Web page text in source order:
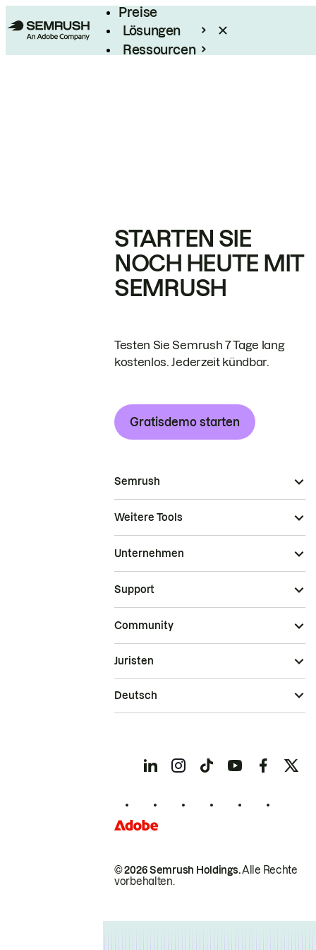
Preise
Lösungen
Ressourcen
STARTEN SIE
NOCH HEUTE MIT
SEMRUSH
Testen Sie Semrush 7 Tage lang
kostenlos. Jederzeit kündbar.
Gratisdemo starten
Semrush
Weitere Tools
Unternehmen
Support
Community
© 2026 Semrush Holdings.Alle Rechte
vorbehalten.
Juristen
Deutsch